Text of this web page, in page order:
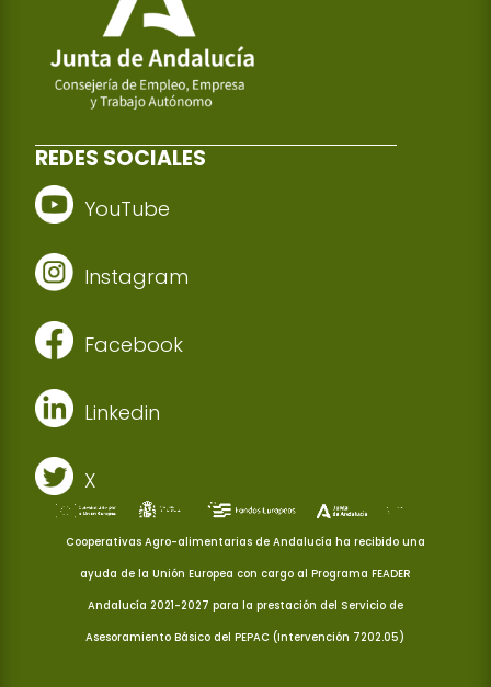
REDES SOCIALES
YouTube
Instagram
Facebook
Linkedin
X
Cooperativas Agro-alimentarias de Andalucía ha recibido una
ayuda de la Unión Europea con cargo al Programa FEADER
Andalucía 2021-2027 para la prestación del Servicio de
Asesoramiento Básico del PEPAC (Intervención 7202.05)